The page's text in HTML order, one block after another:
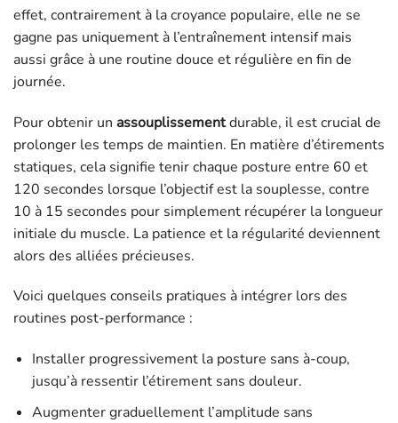
effet, contrairement à la croyance populaire, elle ne se
gagne pas uniquement à l’entraînement intensif mais
aussi grâce à une routine douce et régulière en fin de
journée.
Pour obtenir un assouplissementdurable, il est crucial de
prolonger les temps de maintien. En matière d’étirements
statiques, cela signifie tenir chaque posture entre 60 et
120 secondes lorsque l’objectif est la souplesse, contre
10 à 15 secondes pour simplement récupérer la longueur
initiale du muscle. La patience et la régularité deviennent
alors des alliées précieuses.
Voici quelques conseils pratiques à intégrer lors des
routines post-performance :
Installer progressivement la posture sans à-coup,
jusqu’à ressentir l’étirement sans douleur.
Augmenter graduellement l’amplitude sans